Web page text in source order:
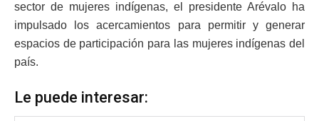
sector de mujeres indígenas, el presidente Arévalo ha
impulsado los acercamientos para permitir y generar
espacios de participación para las mujeres indígenas del
país.
Le puede interesar: